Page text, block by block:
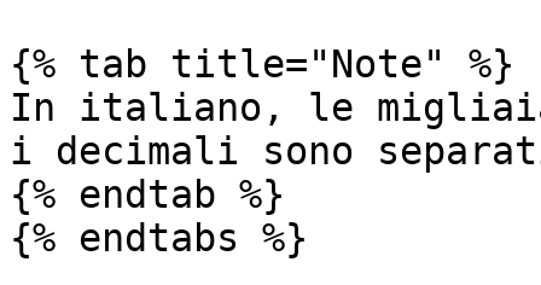
{% tab title="Note" %}
In italiano, le migliaia
i decimali sono
{% endtab %}
{% endtabs %}